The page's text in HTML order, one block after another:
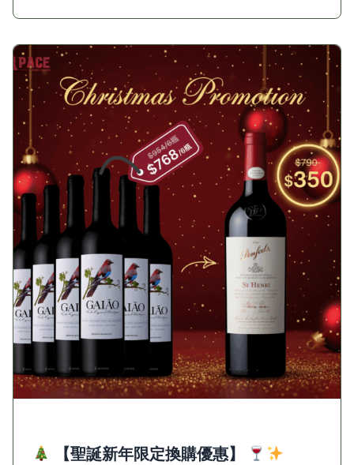
【聖誕新年限定換購優惠】